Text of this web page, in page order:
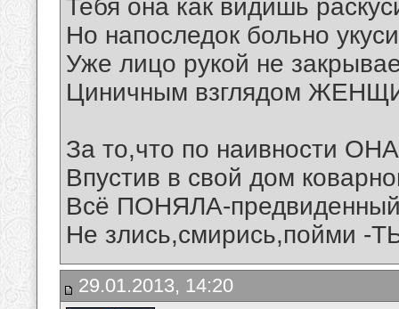
Тебя она как видишь
Но напоследок больно
Уже лицо рукой не
Циничным взглядом
За то,что по наивности ОНА
Впустив в свой дом
Всё ПОНЯЛА-
Не злись,смирись,пойми
29.01.2013, 14:20